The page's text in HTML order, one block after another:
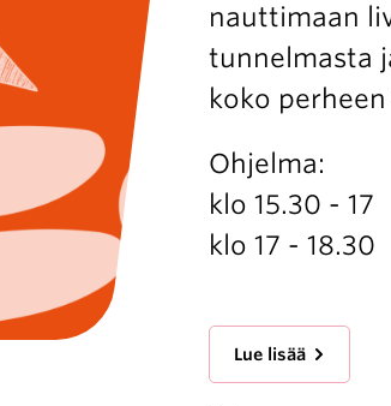
nauttimaan
tunnelmasta
koko
Ohjelma:
klo 15.30 -
klo 17 -
Lue lisää